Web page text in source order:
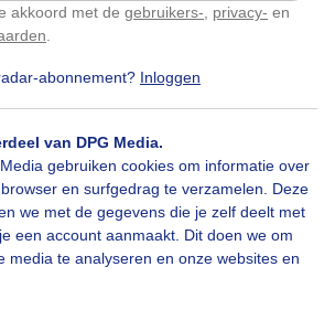
akkoord met de gebruikers- privacy- en
abonnement? Inloggen
van DPG Media.
gebruiken cookies om informatie over
en surfgedrag te verzamelen. Deze
we met de gegevens die je zelf deelt met
een account aanmaakt. Dit doen we om
media te analyseren en onze websites en
hierom dit aan te passen